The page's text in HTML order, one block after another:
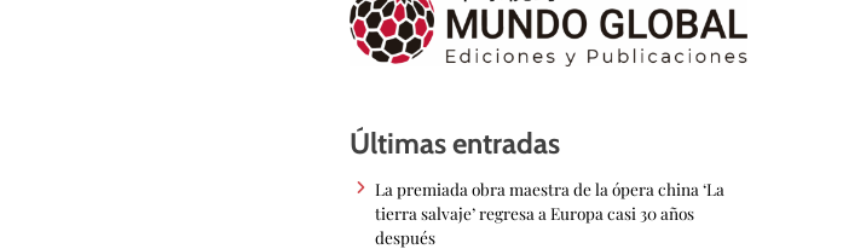
Últimas entradas
La premiada obra maestra de la ópera china ‘La
tierra salvaje’ regresa a Europa casi 30 años
después